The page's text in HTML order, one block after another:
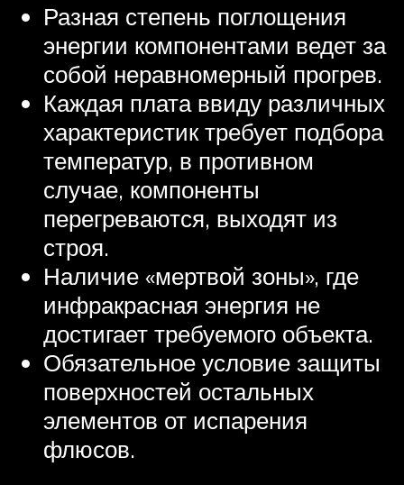
Разная степень поглощения
энергии компонентами ведет за
собой неравномерный прогрев.
Каждая плата ввиду различных
характеристик требует подбора
температур, в противном
случае, компоненты
перегреваются, выходят из
строя.
Наличие «мертвой зоны», где
инфракрасная энергия не
достигает требуемого объекта.
Обязательное условие защиты
поверхностей остальных
элементов от испарения
флюсов.